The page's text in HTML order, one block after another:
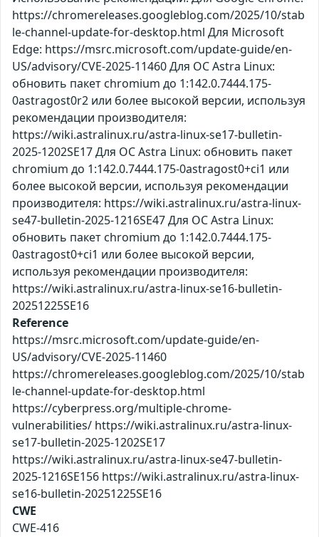
https://chromereleases.googleblog.com/2025/10/stab
le-channel-update-for-desktop.html Для Microsoft
Edge: https://msrc.microsoft.com/update-guide/en-
US/advisory/CVE-2025-11460 Для ОС Astra Linux:
обновить пакет chromium до 1:142.0.7444.175-
0astragost0r2 или более высокой версии, используя
рекомендации производителя:
https://wiki.astralinux.ru/astra-linux-se17-bulletin-
2025-1202SE17 Для ОС Astra Linux: обновить пакет
chromium до 1:142.0.7444.175-0astragost0+ci1 или
более высокой версии, используя рекомендации
производителя: https://wiki.astralinux.ru/astra-linux-
se47-bulletin-2025-1216SE47 Для ОС Astra Linux:
обновить пакет chromium до 1:142.0.7444.175-
0astragost0+ci1 или более высокой версии,
используя рекомендации производителя:
https://wiki.astralinux.ru/astra-linux-se16-bulletin-
20251225SE16
Reference
https://msrc.microsoft.com/update-guide/en-
US/advisory/CVE-2025-11460
https://chromereleases.googleblog.com/2025/10/stab
le-channel-update-for-desktop.html
https://cyberpress.org/multiple-chrome-
vulnerabilities/ https://wiki.astralinux.ru/astra-linux-
se17-bulletin-2025-1202SE17
https://wiki.astralinux.ru/astra-linux-se47-bulletin-
2025-1216SE156 https://wiki.astralinux.ru/astra-linux-
se16-bulletin-20251225SE16
CWE
CWE-416